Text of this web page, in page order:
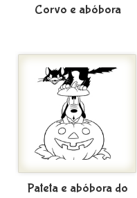
Corvo e abóbora
Pateta e abóbora do